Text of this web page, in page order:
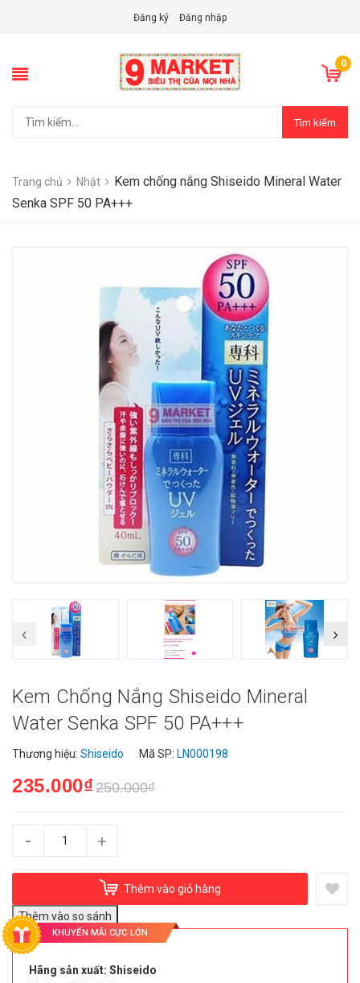
Đăng ký Đăng nhập
0
Tìm kiếm
Trang chủ Nhật
Kem chống nắng Shiseido Mineral Water
Senka SPF 50 PA+++
Kem Chống Nắng Shiseido Mineral
Water Senka SPF 50 PA+++
Thương hiệu: Shiseido Mã SP: LN000198
235.000₫250.000₫
- +
Thêm vào giỏ hàng
KHUYẾN MÃI CỰC LỚN
Hãng sản xuất: Shiseido